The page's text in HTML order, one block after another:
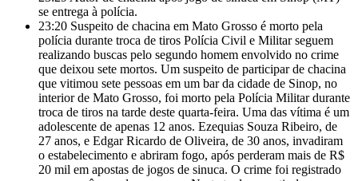
se entrega à polícia.
23:20 Suspeito de chacina em Mato Grosso é morto pela
polícia durante troca de tiros Polícia Civil e Militar seguem
realizando buscas pelo segundo homem envolvido no crime
que deixou sete mortos. Um suspeito de participar de chacina
que vitimou sete pessoas em um bar da cidade de Sinop, no
interior de Mato Grosso, foi morto pela Polícia Militar durante
troca de tiros na tarde deste quarta-feira. Uma das vítima é um
adolescente de apenas 12 anos. Ezequias Souza Ribeiro, de
27 anos, e Edgar Ricardo de Oliveira, de 30 anos, invadiram
o estabelecimento e abriram fogo, após perderam mais de R$
20 mil em apostas de jogos de sinuca. O crime foi registrado